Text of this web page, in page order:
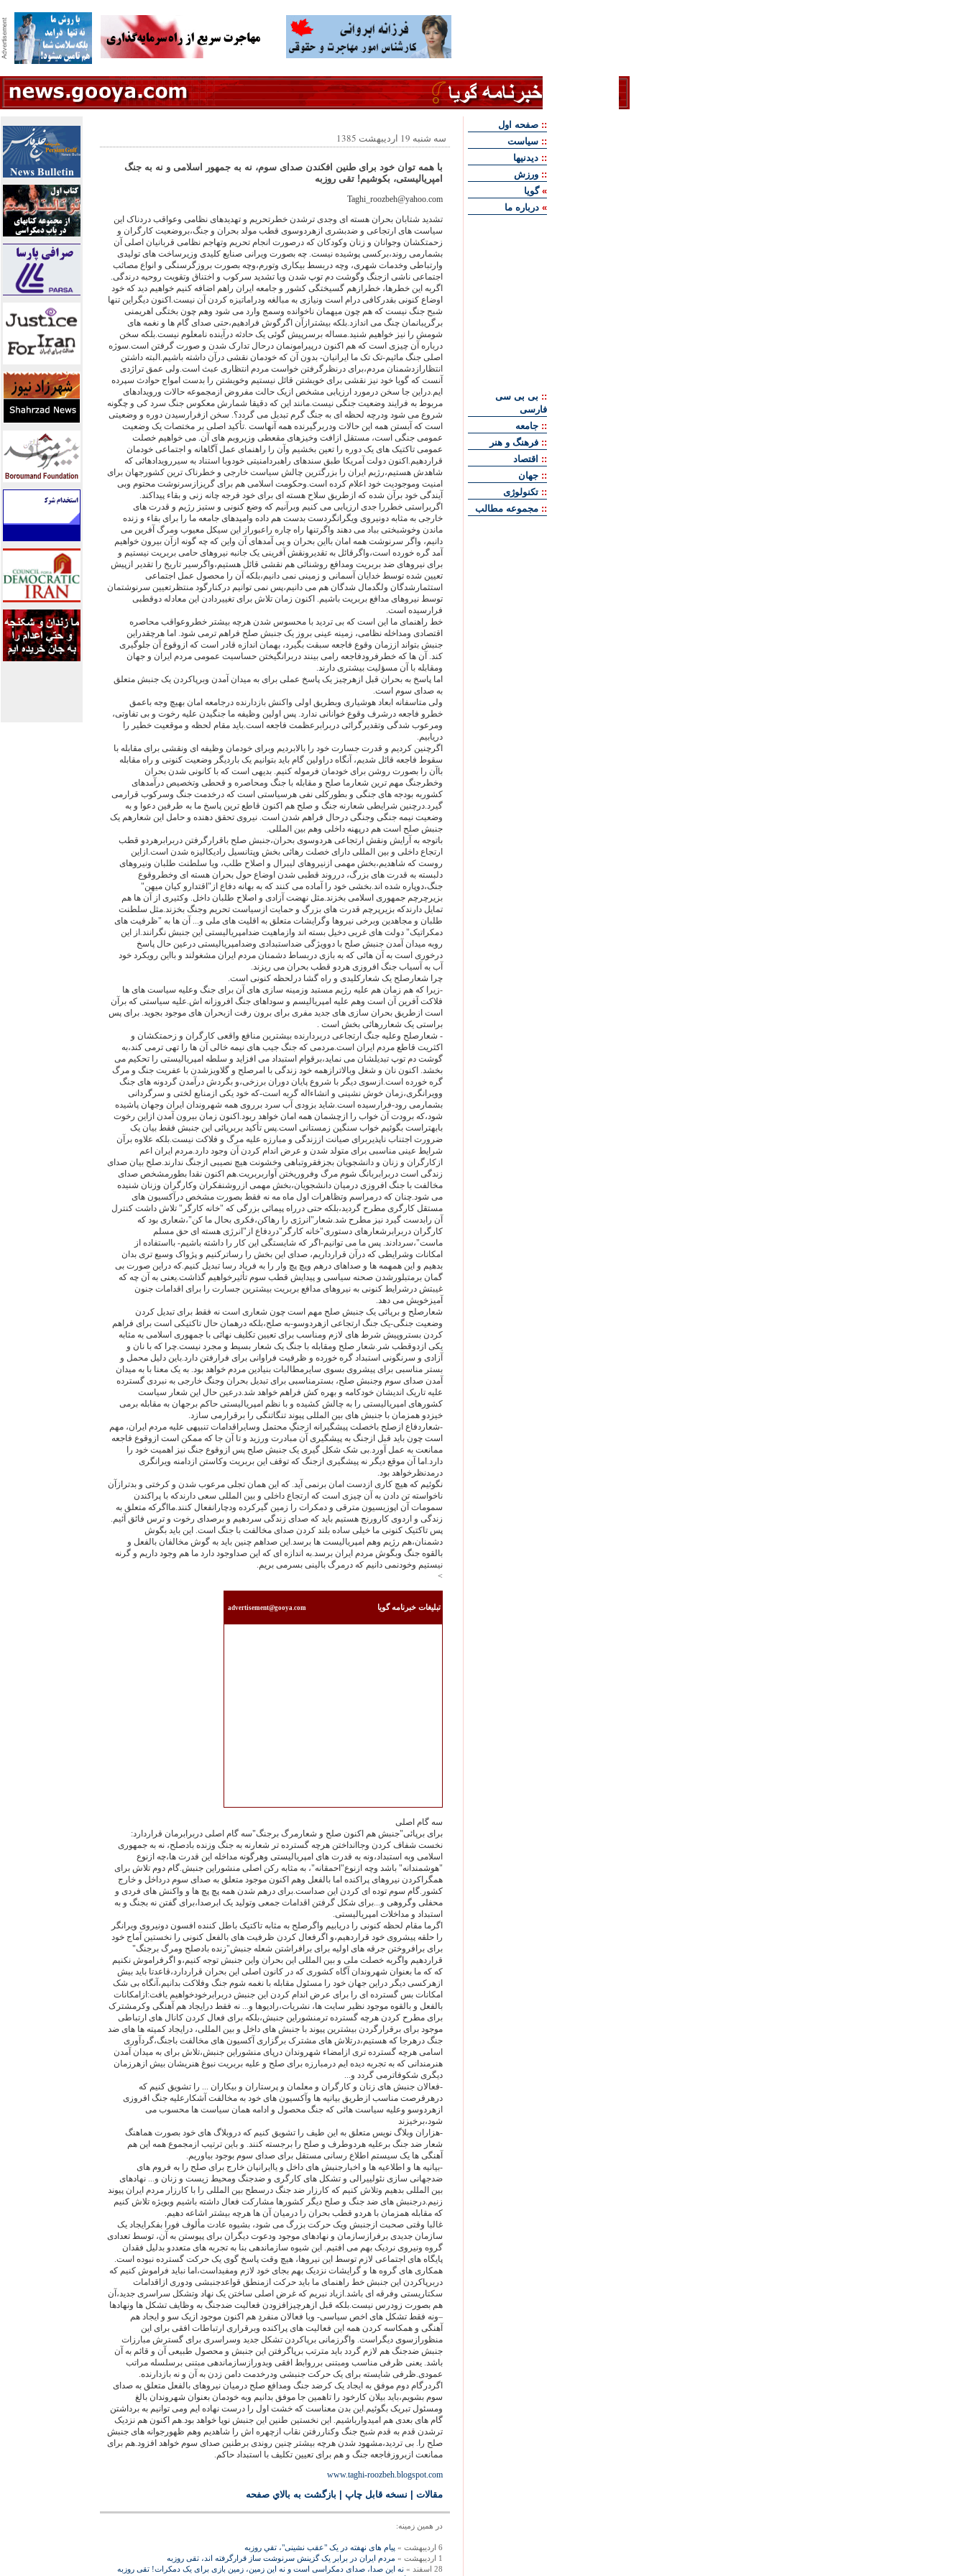
سه شنبه 19 اردیبهشت 1385
با همه توان خود برای طنین افکندن صدای سوم، نه به جمهور اسلامی و نه به جنگ
امپریالیستی، بکوشیم! تقی روزبه
Taghi_roozbeh@yahoo.com
تشدید شتابان بحران هسته ای وجدی ترشدن خطرتحریم و تهدیدهای نظامی وعواقب دردناک این
سیاست های ارتجاعی و ضدبشری ازهردوسوی قطب مولد بحران و جنگ،بروضعیت کارگران و
زحمتکشان وجوانان و زنان وکودکان که درصورت انجام تحریم وتهاجم نظامی قربانیان اصلی آن
بشمارمی روند،برکسی پوشیده نیست. چه بصورت ویرانی صنایع کلیدی وزیرساخت های تولیدی
وارتباطی وخدمات شهری، وچه دربسط بیکاری وتورم،وچه بصورت بروزگرسنگی و انواع مصائب
اجتماعی ناشی ازجنگ وگوشت دم توپ شدن ویا تشدید سرکوب و اختناق وتقویت روحیه درندگی.
اگربه این خطرها، خطرازهم گسیختگی کشور و جامعه ایران راهم اضافه کنیم خواهیم دید که خود
اوضاع کنونی بقدرکافی درام است ونیازی به مبالغه ودراماتیزه کردن آن نیست.اکنون دیگراین تنها
شبح جنگ نیست که هم چون میهمان ناخوانده وسمج وارد می شود وهم چون بختگی اهریمنی
برگریبانمان چنگ می اندازد.بلکه بیشترازآن اگرگوش فرادهیم،حتی صدای گام ها و نغمه های
شومش را نیز خواهیم شنید.مساله برسرپیش گوئی یک حادثه درآینده نامعلوم نیست.بلکه سخن
درباره آن چیزی است که هم اکنون درپیرامونمان درحال تدارک شدن و صورت گرفتن است.سوژه
اصلی جنگ مائیم-تک تک ما ایرانیان- بدون آن که خودمان نقشی درآن داشته باشیم.البته داشتن
انتظارازدشمنان مردم،برای درنظرگرفتن خواست مردم انتظاری عبث است.ولی عمق تراژدی
آنست که گویا خود نیز نقشی برای خویشتن قائل نیستیم وخویشتن را بدست امواج حوادث سپرده
ایم.دراین جا سخن درمورد ارزیابی مشخص ازیک حالت مفروض ازمجموعه حالات ورویدادهای
مربوط به فرایند وضعیت جنگی نیست.مانند این که دقیقا شمارش معکوس جنگ سرد کی و چگونه
شروع می شود ودرچه لحظه ای به جنگ گرم تبدیل می گردد؟. سخن ازفرارسیدن دوره و وضعیتی
است که آبستن همه این حالات ودربرگیرنده همه آنهاست .تأکید اصلی بر مختصات یک وضعیت
عمومی جنگی است، مستقل ازافت وخیزهای مقعطی وزیروبم های آن. می خواهیم خصلت
عمومی تاکتیک های یک دوره را تعین بخشیم وآن را راهنمای عمل آگاهانه و اجتماعی خودمان
قراردهیم.اکنون دولت آمریکا طبق سندهای راهبردامنیتی خودوبا استناد به سیررویدادهائی که
شاهدش هستیم،رژیم ایران را بزرگترین چالش سیاست خارجی و خطرناک ترین کشورجهان برای
امنیت وموجودیت خود اعلام کرده است.وحکومت اسلامی هم برای گریزازسرنوشت محتوم وبی
آیندگی خود برآن شده که ازطریق سلاح هسته ای برای خود فرجه چانه زنی و بقاء پیداکند.
اگربراستی خطررا جدی ارزیابی می کنیم وبرآنیم که وضع کنونی و ستیز رژیم و قدرت های
خارجی به مثابه دونیروی ویگرانگردست بدست هم داده وامیدهای جامعه ما را برای بقاء و زنده
ماندن وخوشبختی بباد می دهند واگرتنها راه چاره راعبوراز این سیکل معیوب ومرگ آفرین می
دانیم، واگر سرنوشت همه امان بااین بحران و پی آمدهای آن واین که چه گونه ازآن بیرون خواهیم
آمد گره خورده است،واگرقائل به تقدیرونقش آفرینی یک جانبه نیروهای حامی بربریت نیستیم و
برای نیروهای ضد بربریت ومدافع روشنائی هم نقشی قائل هستیم،واگرسیر تاریخ را تقدیر ازپیش
تعیین شده توسط خدایان آسمانی و زمینی نمی دانیم،بلکه آن را محصول عمل اجتماعی
استثمارشدگان ولگدمال شدگان هم می دانیم،پس نمی توانیم درکنارگود منتظرتعیین سرنوشتمان
توسط نیروهای مدافع بربریت باشیم. اکنون زمان تلاش برای تغییردادن این معادله دوقطبی
فرارسیده است.
خط راهنمای ما این است که بی تردید با محسوس شدن هرچه بیشتر خطروعواقب محاصره
اقتصادی ومداخله نظامی، زمینه عینی بروز یک جنبش صلح فراهم ترمی شود. اما هرچقدراین
جنبش بتواند اززمان وقوع فاجعه سبقت بگیرد، بهمان اندازه قادر است که ازوقوع آن جلوگیری
کند. آن ها که خطرفرودفاجعه رامی بینند دربرانگیختن حساسیت عمومی مردم ایران و جهان
ومقابله با آن مسؤلیت بیشتری دارند.
اما پاسخ به بحران قبل ازهرچیز یک پاسخ عملی برای به میدان آمدن وبرپاکردن یک جنبش متعلق
به صدای سوم است.
ولی متاسفانه ابعاد هوشیاری وبطریق اولی واکنش بازدارنده درجامعه امان بهیچ وجه باعمق
خطرو فاجعه درشرف وقوع خوانانی ندارد. پس اولین وظیفه ما جنگیدن علیه رخوت و بی تفاوتی،
ومرعوب شدگی وتقدیرگرائی دربرابرعظمت فاجعه است.باید مقام لحظه و موقعیت خطیر را
دریابیم.
اگرچنین کردیم و قدرت جسارت خود را بالابردیم وبرای خودمان وظیفه ای ونقشی برای مقابله با
سقوط فاجعه قائل شدیم، آنگاه دراولین گام باید بتوانیم یک باردیگر وضعیت کنونی و راه مقابله
باآن را بصورت روشن برای خودمان فرموله کنیم. بدیهی است که با کانونی شدن بحران
وخطرجنگ مهم ترین شعارما صلح و مقابله با جنگ ومحاصره و قحطی وتخصیص درآمدهای
کشوربه بودجه های جنگی و بطورکلی نفی هرسیاستی است که درخدمت جنگ وسرکوب قرارمی
گیرد.درچنین شرایطی شعارنه جنگ و صلح هم اکنون قاطع ترین پاسخ ما به طرفین دعوا و به
وضعیت نیمه جنگی وجنگی درحال فراهم شدن است. نیروی تحقق دهنده و حامل این شعارهم یک
جنبش صلح است هم درپهنه داخلی وهم بین المللی.
باتوجه به آرایش ونقش ارتجاعی هردوسوی بحران،جنبش صلح باقرارگرفتن دربرابرهردو قطب
ارتجاع داخلی و بین المللی دارای خصلت رهائی بخش وپتانسیل رادیکالیزه شدن است.ازاین
روست که شاهدیم،بخش مهمی ازنیروهای لیبرال و اصلاح طلب، ویا سلطنت طلبان ونیروهای
دلبسته به قدرت های بزرگ، درروند قطبی شدن اوضاع حول بحران هسته ای وخطروقوع
جنگ،دوپاره شده اند.بخشی خود را آماده می کنند که به بهانه دفاع از"اقتدارو کیان میهن"
بزیرچرچم جمهوری اسلامی بخزند.مثل نهضت آزادی و اصلاح طلبان داخل. وکثیری از آن ها هم
تمایل دارندکه بزیرپرچم قدرت های بزرگ و حمایت ازسیاست تحریم وجنگ بخزند.مثل سلطنت
طلبان و مجاهدین وبرخی نیروها وگرایشات متعلق به اقلیت های ملی و... آن ها به "ظرفیت های
دمکراتیک" دولت های غربی دخیل بسته اند وازماهیت ضدامپریالیستی این جنبش نگرانند.از این
روبه میدان آمدن جنبش صلح با دوویژگی ضداستبدادی وضدامپریالیستی درعین حال پاسخ
درخوری است به آن هائی که به بازی دربساط دشمنان مردم ایران مشغولند و بااین رویکرد خود
آب به آسیاب جنگ افروزی هردو قطب بحران می ریزند.
چرا شعارصلح یک شعارکلیدی و راه گشا درلحظه کنونی است.
-زیرا که هم زمان هم علیه رژیم مستبد وزمینه سازی های آن برای جنگ وعلیه سیاست های ها
فلاکت آفرین آن است وهم علیه امپریالیسم و سوداهای جنگ افروزانه اش.علیه سیاستی که برآن
است ازطریق بحران سازی های جدید مفری برای برون رفت ازبحران های موجود بجوید. برای پس
براستی یک شعاررهائی بخش است .
- شعارصلح وعلیه جنگ ارتجاعی دربردارنده بیشترین منافع واقعی کارگران و زحمتکشان و
اکثریت قاطع مردم ایران است.مردمی که جنگ جیب های نیمه خالی آن ها را تهی ترمی کند،به
گوشت دم توپ تبدیلشان می نماید،برقوام استبداد می افزاید و سلطه امپریالیستی را تحکیم می
بخشد. اکنون نان و شغل وبالاترازهمه خود زندگی با امرصلح و گلاویزشدن با عفریت جنگ و مرگ
گره خورده است.ازسوی دیگر با شروع پایان دوران برزخی،و بگردش درآمدن گردونه های جنگ
وویرانگری،زمان خوش نشینی و انشاءاله گربه است-که خود یکی ازمنابع لختی و سرگردانی
بشمارمی رود-فرارسیده است.شاید بزودی آب سرد برروی همه شهروندان ایران وجهان پاشیده
شود،که برودت آن خواب را ازچشمان همه امان خواهد ربود.اکنون زمان بیرون آمدن ازاین رخوت
بابهتراست بگوئیم خواب سنگین زمستانی است.پس تأکید بربرپائی این جنبش فقط بیان یک
ضرورت اجتناب ناپذیربرای صیانت اززندگی و مبارزه علیه مرگ و فلاکت نیست.بلکه علاوه برآن
شرایط عینی مناسبی برای متولد شدن و عرض اندام کردن آن وجود دارد.مردم ایران اعم
ازکارگران و زنان و دانشجویان بجزفقروتباهی وخشونت هیچ نصیبی ازجنگ ندارند.صلح بیان صدای
زندگی است دربرابربانگ شوم مرگ وفروریختن آواربربریت.هم اکنون نقدا بطورمشخص صدای
مخالفت با جنگ افروزی درمیان دانشجویان،بخش مهمی ازروشنفکران وکارگران وزنان شنیده
می شود.چنان که درمراسم وتظاهرات اول ماه مه نه فقط بصورت مشخص درآکسیون های
مستقل کارگری مطرح گردید،بلکه حتی درراه پیمائی بزرگی که "خانه کارگر" تلاش داشت کنترل
آن رابدست گیرد نیز مطرح شد.شعار"انرژی را رهاکن،فکری بحال ما کن"،شعاری بود که
کارگران دربرابرشعارهای دستوری"خانه کارگر"دردفاع از"انرژی هسته ای حق مسلم
ماست"،سردادند. پس ما می توانیم-اگر که شایستگی این کار را داشته باشیم- بااستفاده از
امکانات وشرایطی که درآن قرارداریم، صدای این بخش را رساترکنیم و پژواک وسیع تری بدان
بدهیم و این همهمه ها و صداهای درهم وپچ پچ وار را به فریاد رسا تبدیل کنیم.که دراین صورت بی
گمان برمتبلورشدن صحنه سیاسی و پیدایش قطب سوم تأثیرخواهیم گذاشت.یعنی به آن چه که
غیبتش درشرایط کنونی به نیروهای مدافع بربریت بیشترین جسارت را برای اقدامات جنون
آمیزخویش می دهد.
شعارصلح و برپائی یک جنبش صلح مهم است چون شعاری است نه فقط برای تبدیل کردن
وضعیت جنگی-یک جنگ ارتجاعی ازهردوسو-به صلح،بلکه درهمان حال تاکتیکی است برای فراهم
کردن بستروپیش شرط های لازم ومناسب برای تعیین تکلیف نهائی با جمهوری اسلامی به مثابه
یکی ازدوقطب شر.شعار صلح ومقابله با جنگ یک شعار بسیط و مجرد نیست.چرا که با نان و
آزادی و سرنگونی استبداد گره خورده و ظرفیت فراوانی برای فرارفتن دارد.باین دلیل محمل و
بستر مناسبی برای پیشروی بسوی سایرمطالبات بنیادین مردم خواهد بود. به یک معنا با به میدان
آمدن صدای سوم وجنبش صلح، بسترمناسبی برای تبدیل بحران وجنگ خارجی به نبردی گسترده
علیه تاریک اندیشان خودکامه و بهره کش فراهم خواهد شد.درعین حال این شعار سیاست
کشورهای امپریالیستی را به چالش کشیده و با نظم امپریالیستی حاکم برجهان به مقابله برمی
خیزدو همزمان با جنبش های بین المللی پیوند تنگاتنگی را برقرارمی سازد.
-شعاردفاع ازصلح باخصلت پیشگیرانه ازجنگِ محتمل وسایراقدامات تنبیهی علیه مردم ایران، مهم
است چون باید قبل ازجنگ به پیشگیری آن مبادرت ورزید و تا آن جا که ممکن است ازوقوع فاجعه
ممانعت به عمل آورد.بی شک شکل گیری یک جنبش صلح پس ازوقوع جنگ نیز اهمیت خود را
دارد.اما آن موقع دیگر نه پیشگیری ازجنگ که توقف این بربریت وکاستن ازدامنه ویرانگری
درمدنظرخواهد بود.
نگوئیم که هیچ کاری ازدست امان برنمی آید. که این همان تجلی مرعوب شدن و کرختی و بدترازآن
ناخواسته تن دادن به آن چیزی است که ارتجاع داخلی و بین المللی سعی دارندکه با پراکندن
سمومات آن اپوزیسیون مترقی و دمکرات را زمین گیرکرده ودچارانفعال کنند.مااگرکه متعلق به
زندگی و اردوی کارورنج هستیم باید که صدای زندگی سردهیم و برصدای رخوت و ترس فائق آئیم.
پس تاکتیک کنونی ما خیلی ساده بلند کردن صدای مخالفت با جنگ است. این باید بگوش
دشمنان،هم رژیم وهم امپریالیست ها برسد.این صداهم چنین باید به گوش مخالفان بالفعل و
بالقوه جنگ وبگوش مردم ایران برسد.به اندازه ای که این صداوجود دارد ما هم وجود داریم و گرنه
نیستیم وخودنمی دانیم که درمرگ بالینی بسرمی بریم.
>
تبليغات خبرنامه گويا advertisement@gooya.com
سه گام اصلی
برای برپائی"جنبش هم اکنون صلح و شعارمرگ برجنگ"سه گام اصلی دربرابرمان قراردارد:
نخست شفاف کردن وجاانداختن هرچه گسترده تر شعارنه به جنگ وزنده بادصلح، نه به جمهوری
اسلامی وبه استبداد،ونه به قدرت های امپریالیستی وهرگونه مداخله این قدرت ها،چه ازنوع
"هوشمندانه" باشد وچه ازنوع"احمقانه"، به مثابه رکن اصلی منشوراین جنبش.گام دوم تلاش برای
همگراکردن نیروهای پراکنده اما بالفعل وهم اکنون موجود متعلق به صدای سوم درداخل و خارج
کشور.گام سوم توده ای کردن این صداست.برای درهم شدن همه پچ پچ ها و واکنش های فردی و
محفلی وگروهی و...برای شکل گرفتن اقدامات جمعی وتولید یک ابرصدا،برای گفتن نه بجنگ و به
استبداد و مداخلات امپریالیستی.
اگرما مقام لحظه کنونی را دریابیم واگرصلح به مثابه تاکتیک باطل کننده افسون دونیروی ویرانگر
را حلقه پیشروی خود قراردهیم،و اگرفعال کردن ظرفیت های بالفعل کنونی را نخستین آماج خود
برای برافروختن جرقه های اولیه برای برافراشتن شعله جنبش"زنده بادصلح ومرگ برجنگ"
قراردهیم واگربه خصلت ملی و بین المللی این بحران واین جنبش توجه کنیم،و اگرفراموش نکنیم
که که ما بعنوان شهروندان آگاه کشوری که در کانون اصلی این بحران قراردارد،قاعدتا باید بیش
ازهرکسی دیگر دراین جهان خود را مسئول مقابله با نغمه شوم جنگ وفلاکت بدانیم،آنگاه بی شک
امکانات بس گسترده ای را برای عرض اندام کردن این جنبش دربرابرخودخواهیم یافت:ازامکانات
بالفعل و بالقوه موجود نظیر سایت ها، نشریات،رادیوها و... نه فقط درایجاد هم آهنگی وکرمشترک
برای مطرح کردن هرچه گسترده ترمنشوراین جنبش،بلکه برای فعال کردن کانال های ارتباطی
موجود برای برقرارگردن بیشترین پیوند با جنبش های داخل و بین المللی، درایجاد کمیته ها های ضد
جنگ درهرجا که هستیم،درتلاش های مشترک برگزاری آکسیون های مخالفت باجنگ،گردآوری
اسامی هرچه گسترده تری ازامضاء شهروندان درپای منشوراین جنبش،تلاش برای به میدان آمدن
هنرمندانی که به تجربه دیده ایم درمبارزه برای صلح و علیه بربریت نبوغ هنریشان بیش ازهرزمان
دیگری شکوفاترمی گردد و...
-فعالان جنبش های زنان و کارگران و معلمان و پرستاران و بیکاران ... را تشویق کنیم که
درهرفرصت مناسب ازطریق بیانیه ها وآکسیون های خود به مخالفت آشکارعلیه جنگ افروزی
ازهردوسو وعلیه سیاست هائی که جنگ محصول و ادامه همان سیاست ها محسوب می
شود،برخیزند
-هزاران وبلاگ نویس متعلق به این طیف را تشویق کنیم که دروبلاگ های خود بصورت هماهنگ
شعار ضد جنگ برعلیه هردوطرف و صلح را برجسته کنند. و باین ترتیب ازمجموع همه این هم
آهنگی ها یک سیستم اطلاع رسانی مستقل برای صدای سوم بوجود بیاوریم.
-بیانیه ها و اطلاعیه ها و اخبارجنبش های داخل و یاایرانیان خارج برای صلح را به فروم های
ضدجهانی سازی نئولییرالی و تشکل های کارگری و ضدجنگ ومحیط زیست و زنان و... نهادهای
بین المللی بدهیم وتلاش کنیم که کارزار ضد جنگ درسطح بین المللی را با کارزار مردم ایران پیوند
زنیم.درجنبش های ضد جنگ و صلح دیگر کشورها مشارکت فعال داشته باشیم وبویژه تلاش کنیم
که مقابله همزمان با هردو قطب بحران را درمیان آن ها هرچه بیشتر اشاعه دهیم.
غالبا وقتی صحبت ازجنبش ویک حرکت بزرگ می شود، بشیوه عادت مألوف فورا بفکرایجاد یک
سازمان جدیدی برفرازسازمان و نهادهای موجود ودعوت دیگران برای پیوستن به آن، توسط تعدادی
گروه ونیروی نردیک بهم می افتیم. این شیوه سازماندهی بنا به تجربه های متعددو بدلیل فقدان
پایگاه های اجتماعی لازم توسط این نیروها، هیچ وقت پاسخ گوی یک حرکت گسترده نبوده است.
همکاری های گروه ها و گرایشات نزدیک بهم بجای خود لازم ومفیداست،اما نباید فراموش کنیم که
دربرپاکردن این جنبش خط راهنمای ما باید حرکت ازمنطق قواعدجنبشی ودوری ازاقدامات
سکتاریستی وفرقه ای باشد.ازیاد نبریم که غرض اصلی ساختن یک نهاد وتشکل سراسری جدید،آن
هم بصورت زودرس نیست.بلکه قبل ازهرچیزافزودن فعالیت ضدجنگ به وظایف تشکل ها ونهادها
–ونه فقط تشکل های اخص سیاسی- ویا فعالان منفردِ هم اکنون موجود ازیک سو و ایجاد هم
آهنگی و همکاسه کردن همه این فعالیت های پراکنده وبرقراری ارتباطات افقی برای این
منظورازسوی دیگراست. واگرزمانی برپاکردن تشکل جدید وسراسری برای گسترش مبارزات
جنبش ضدجنگ هم لازم گردد باید مترتب برپاگرفتن این جنبش و محصول طبیعی آن و قائم به آن
باشد. یعنی ظرفی مناسب ومبتنی برروابط افقی وبدورازسازماندهی مبتنی برسلسله مراتب
عمودی.ظرفی شایسته برای یک حرکت جنبشی ودرخدمت دامن زدن به آن و نه بازدارنده.
اگردرگام دوم موفق به ایجاد یک کرضد جنگ ومدافع صلح درمیان نیروهای بالفعل متعلق به صدای
سوم بشویم،باید بیلان کارخود را تاهمین جا موفق بدانیم وبه خودمان بعنوان شهروندان بالغ
ومسئول تبریک بگوئیم.این بدن معناست که خشت اول را درست نهاده ایم ومی توانیم به برداشتن
گام های بعدی هم امیدوارباشیم. این نخستین طنین این جنبش نوپا خواهد بود.هم اکنون هم نزدیک
ترشدن قدم به قدم شبح جنگ وکناررفتن نقاب ازچهره اش را شاهدیم وهم ظهورجوانه های جنبش
صلح را. بی تردید،مشهود شدن هرچه بیشتر چنین روندی برطنین صدای سوم خواهد افزود.هم برای
ممانعت ازبروزفاجعه جنگ و هم برای تعیین تکلیف با استبداد حاکم.
www.taghi-roozbeh.blogspot.com
مقالات نسخه قابل چاپ بازگشت به بالاي صفحه
در همين زمينه:
6 اردیبهشت »
پیام های نهفته در یک "عقب نشینی"، تقي روزبه
1 اردیبهشت »
مردم ایران در برابر یک گزینش سرنوشت ساز قرارگرفته اند، تقی روزبه
28 اسفند »
نه این صدا، صدای دمکراسی است و نه این زمین، زمین بازی برای یک دمکرات! تقی روزبه
:: صفحه اول
:: سياست
:: ديدنيها
:: ورزش
»گويا
» درباره ما
:: بی بی سی
فارسی
:: جامعه
:: فرهنگ و هنر
:: اقتصاد
:: جهان
:: تکنولوژی
:: مجموعه مطالب